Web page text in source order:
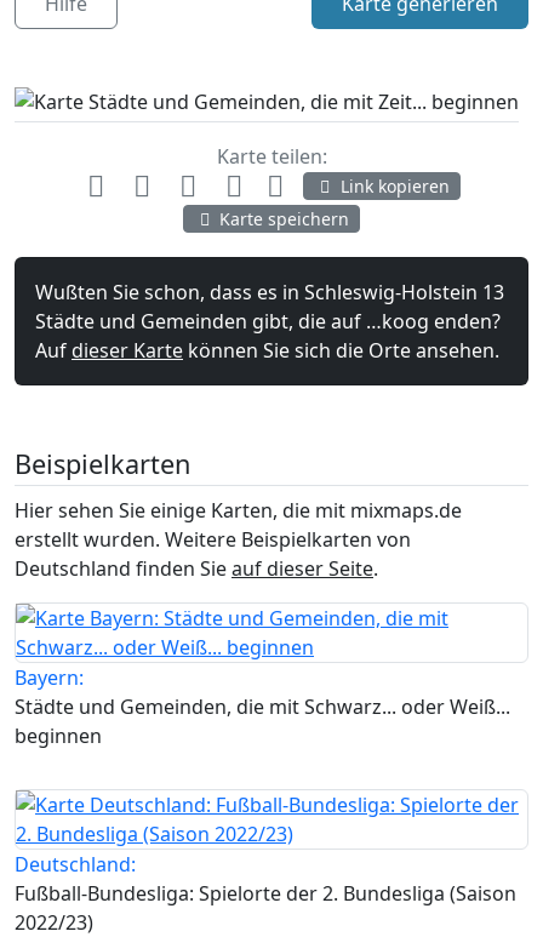
Karte teilen:
Link kopieren
Karte speichern
Wußten Sie schon, dass es in Schleswig-Holstein 13
Städte und Gemeinden gibt, die auf …koog enden?
Aufdieser Karte können Sie sich die Orte ansehen.
Beispielkarten
Hier sehen Sie einige Karten, die mit mixmaps.de
erstellt wurden. Weitere Beispielkarten von
Deutschland finden Sieauf dieser Seite.
Bayern:
Städte und Gemeinden, die mit Schwarz... oder Weiß...
beginnen
Deutschland:
Fußball-Bundesliga: Spielorte der 2. Bundesliga (Saison
2022/23)